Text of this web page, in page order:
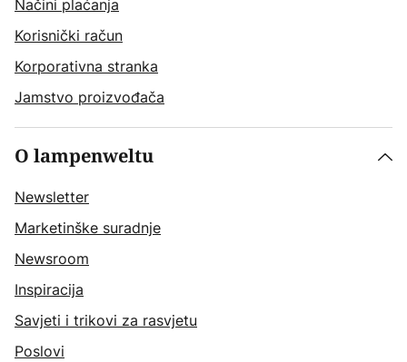
Načini plaćanja
Korisnički račun
Korporativna stranka
Jamstvo proizvođača
O lampenweltu
Newsletter
Marketinške suradnje
Newsroom
Inspiracija
Savjeti i trikovi za rasvjetu
Poslovi